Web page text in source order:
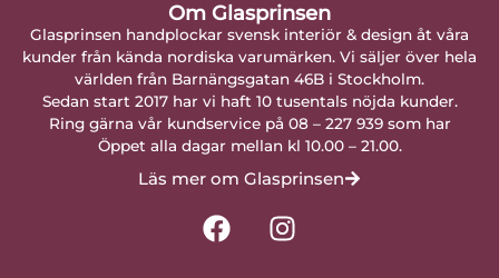
Om Glasprinsen
Glasprinsen handplockar svensk interiör & design åt våra
kunder från kända nordiska varumärken. Vi säljer över hela
världen från Barnängsgatan 46B i Stockholm.
Sedan start 2017 har vi haft 10 tusentals nöjda kunder.
Ring gärna vår kundservice på 08 – 227 939 som har
Öppet alla dagar mellan kl 10.00 – 21.00.
Läs mer om Glasprinsen
F
a
I
n